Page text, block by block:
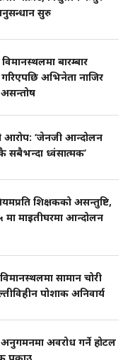
सुरु
बारम्बार
अभिनेता नाजिर
‘जेनजी आन्दोलन
सबैभन्दा ध्वंसात्मक’
शिक्षकको असन्तुष्टि,
मा माइतीघरमा आन्दोलन
सामान चोरी
पोशाक अनिवार्य
अनुगमनमा अवरोध गर्ने होटल